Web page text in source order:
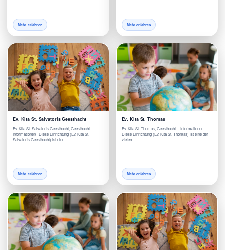
Mehr erfahren Mehr erfahren
Ev. Kita St. Salvatoris Geesthacht
Ev. Kita St. Salvatoris Geesthacht, Geesthacht -
Informationen Diese Einrichtung (Ev. Kita St.
Salvatoris Geesthacht) ist eine …
Mehr erfahren
Ev. Kita St. Thomas
Ev. Kita St. Thomas, Geesthacht - Informationen
Diese Einrichtung (Ev. Kita St. Thomas) ist eine der
vielen …
Mehr erfahren